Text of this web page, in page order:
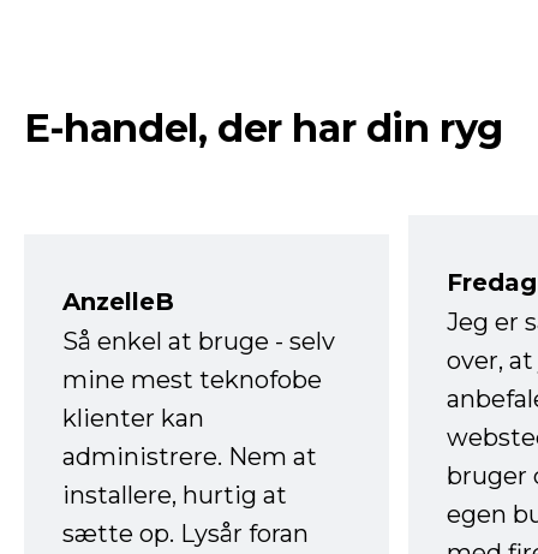
E-handel, der har din ryg
AnzelleB
Så enkel at bruge - selv
mine mest teknofobe
klienter kan
administrere. Nem at
installere, hurtig at
sætte op. Lysår foran
Jeg er
over,
bruger
egen